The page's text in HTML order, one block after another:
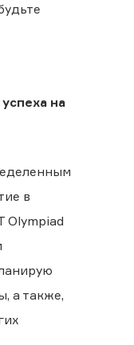
на
в
Olympiad
а также,